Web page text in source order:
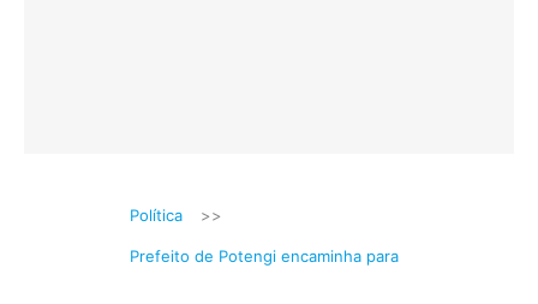
Política >>
Prefeito de Potengi encaminha para